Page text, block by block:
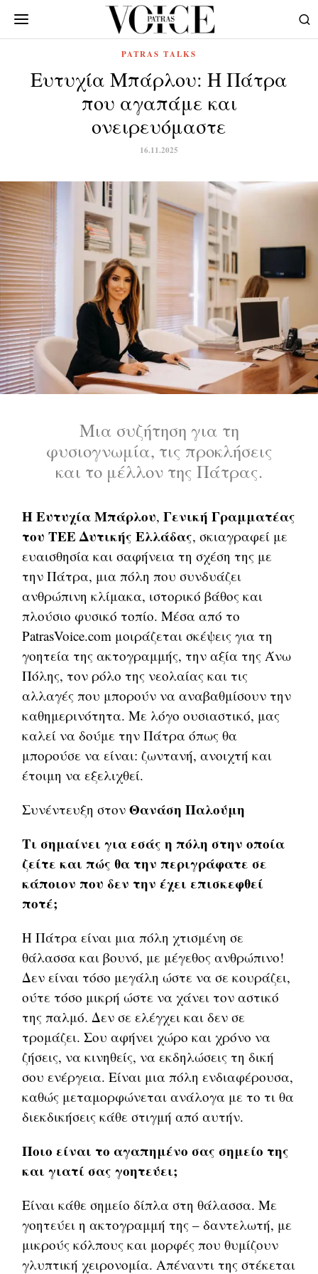
PATRAS TALKS
Ευτυχία Μπάρλου: Η Πάτρα
που αγαπάμε και
ονειρευόμαστε
16.11.2025
Μια συζήτηση για τη
φυσιογνωμία, τις προκλήσεις
και το μέλλον της Πάτρας.
Η Ευτυχία Μπάρλου,Γενική Γραμματέας
του ΤΕΕ Δυτικής Ελλάδας, σκιαγραφεί με
ευαισθησία και σαφήνεια τη σχέση της με
την Πάτρα, μια πόλη που συνδυάζει
ανθρώπινη κλίμακα, ιστορικό βάθος και
πλούσιο φυσικό τοπίο. Μέσα από τo
PatrasVoice.com μοιράζεται σκέψεις για τη
γοητεία της ακτογραμμής, την αξία της Άνω
Πόλης, τον ρόλο της νεολαίας και τις
αλλαγές που μπορούν να αναβαθμίσουν την
καθημερινότητα. Με λόγο ουσιαστικό, μας
καλεί να δούμε την Πάτρα όπως θα
μπορούσε να είναι: ζωντανή, ανοιχτή και
έτοιμη να εξελιχθεί.
Συνέντευξη στον Θανάση Παλούμη
Τι σημαίνει για εσάς η πόλη στην οποία
ζείτε και πώς θα την περιγράφατε σε
κάποιον που δεν την έχει επισκεφθεί
ποτέ;
Η Πάτρα είναι μια πόλη χτισμένη σε
θάλασσα και βουνό, με μέγεθος ανθρώπινο!
Δεν είναι τόσο μεγάλη ώστε να σε κουράζει,
ούτε τόσο μικρή ώστε να χάνει τον αστικό
της παλμό. Δεν σε ελέγχει και δεν σε
τρομάζει. Σου αφήνει χώρο και χρόνο να
ζήσεις, να κινηθείς, να εκδηλώσεις τη δική
σου ενέργεια. Είναι μια πόλη ενδιαφέρουσα,
καθώς μεταμορφώνεται ανάλογα με το τι θα
διεκδικήσεις κάθε στιγμή από αυτήν.
Ποιο είναι το αγαπημένο σας σημείο της
και γιατί σας γοητεύει;
Είναι κάθε σημείο δίπλα στη θάλασσα. Με
γοητεύει η ακτογραμμή της – δαντελωτή, με
μικρούς κόλπους και μορφές που θυμίζουν
γλυπτική χειρονομία. Απέναντι της στέκεται